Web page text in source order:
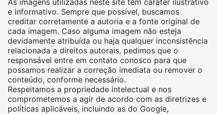
e informativo. Sempre que possível, buscamos
creditar corretamente a autoria e a fonte original de
cada imagem. Caso alguma imagem não esteja
devidamente atribuída ou haja qualquer inconsistência
relacionada a direitos autorais, pedimos que o
responsável entre em contato conosco para que
possamos realizar a correção imediata ou remover o
conteúdo, conforme necessário.
Respeitamos a propriedade intelectual e nos
comprometemos a agir de acordo com as diretrizes e
políticas aplicáveis, incluindo as do Google,